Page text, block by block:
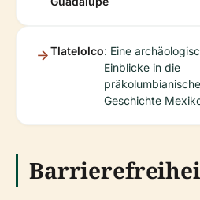
Tlatelolco: Eine
Einblicke in die
Geschichte